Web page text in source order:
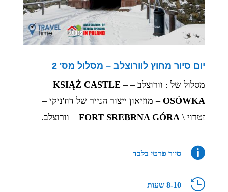
יום סיור מחוץ לוורוצלב – מסלול מס' 2
מסלול של : וורוצלב –
KSIĄŻ CASTLE –
OSÓWKA– מוזיאון ייצור הנייר של דוז'ניקי –
זטרוי \ FORT SREBRNA GÓRA– וורוצלב.
 סיור פרטי בלבד
 8-10 שעות